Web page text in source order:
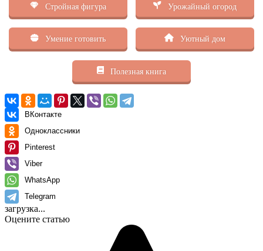
Стройная фигура Урожайный огород
Умение готовить Уютный дом
Полезная книга
ВКонтакте
Одноклассники
Pinterest
Viber
WhatsApp
Telegram
загрузка...
Оцените статью